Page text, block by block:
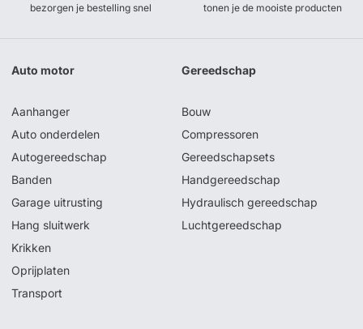
bezorgen je bestelling snel
tonen je de mooiste producten
Auto motor
Aanhanger
Auto onderdelen
Autogereedschap
Banden
Garage uitrusting
Hang sluitwerk
Krikken
Oprijplaten
Transport
Gereedschap
Bouw
Compressoren
Gereedschapsets
Handgereedschap
Hydraulisch gereedschap
Luchtgereedschap